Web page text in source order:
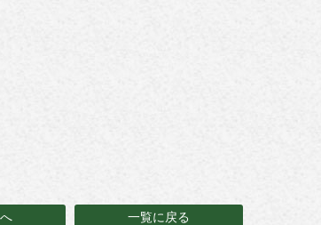
一覧に戻る